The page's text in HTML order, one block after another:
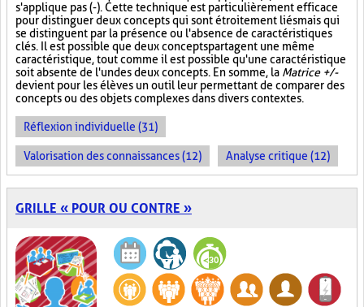
s'applique pas (-). Cette technique est particulièrement efficace
pour distinguer deux concepts qui sont étroitement liés mais qui
se distinguent par la présence ou l'absence de caractéristiques
clés. Il est possible que deux concepts partagent une même
caractéristique, tout comme il est possible qu'une caractéristique
soit absente de l'un des deux concepts. En somme, la Matrice +/-
devient pour les élèves un outil leur permettant de comparer des
concepts ou des objets complexes dans divers contextes.
Réflexion individuelle (31)
Valorisation des connaissances (12) Analyse critique (12)
GRILLE « POUR OU CONTRE »